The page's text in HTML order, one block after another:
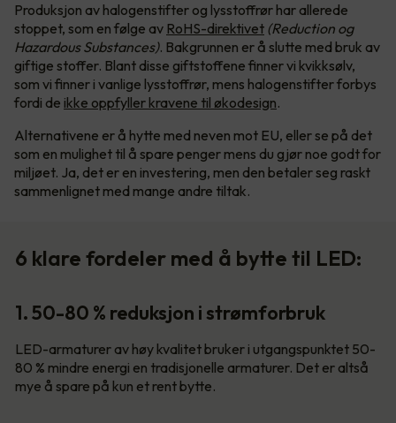
Produksjon av halogenstifter og lysstoffrør har allerede
stoppet, som en følge av RoHS-direktivet (Reduction og
Hazardous Substances). Bakgrunnen er å slutte med bruk av
giftige stoffer. Blant disse giftstoffene finner vi kvikksølv,
som vi finner i vanlige lysstoffrør, mens halogenstifter forbys
fordi de ikke oppfyller kravene til økodesign.
Alternativene er å hytte med neven mot EU, eller se på det
som en mulighet til å spare penger mens du gjør noe godt for
miljøet. Ja, det er en investering, men den betaler seg raskt
sammenlignet med mange andre tiltak.
6 klare fordeler med å bytte til LED:
1. 50-80 % reduksjon i strømforbruk
LED-armaturer av høy kvalitet bruker i utgangspunktet 50-
80 % mindre energi en tradisjonelle armaturer. Det er altså
mye å spare på kun et rent bytte.